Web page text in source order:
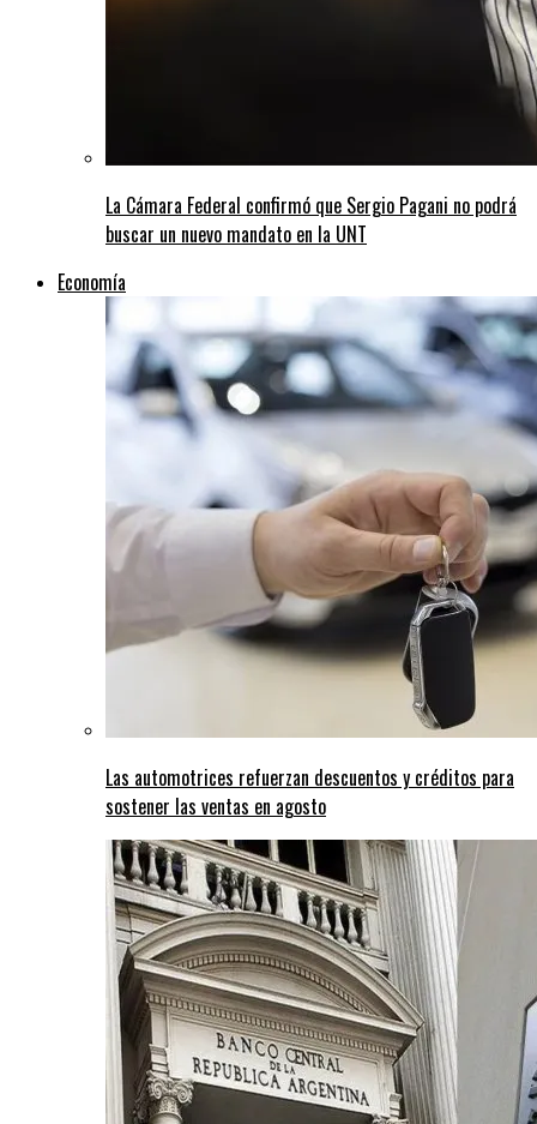
La Cámara Federal confirmó que Sergio Pagani no podrá
buscar un nuevo mandato en la UNT
Economía
Las automotrices refuerzan descuentos y créditos para
sostener las ventas en agosto